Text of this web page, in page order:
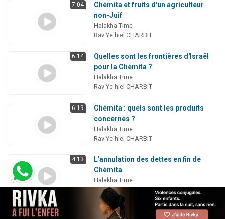
7:04
Chémita et fruits d'un agriculteur
non-Juif
Halakha Time
Rav Ye'hiel CHARBIT
6:14
Quelles sont les frontières d'Israël
pour la Chémita ?
Halakha Time
Rav Ye'hiel CHARBIT
6:19
Chémita : quels sont les produits
concernés ?
Halakha Time
Rav Ye'hiel CHARBIT
4:13
L'annulation des dettes en fin de
Chémita
Halakha Time
Rav Mickaël COHEN
Peut-on arroser son jardin pendant